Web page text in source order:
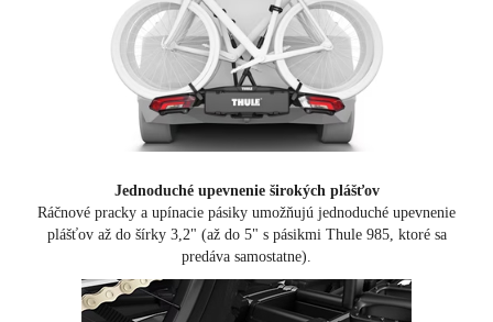
Jednoduché upevnenie širokých plášťov
Ráčnové pracky a upínacie pásiky umožňujú jednoduché upevnenie
plášťov až do šírky 3,2" (až do 5" s pásikmi Thule 985, ktoré sa
predáva samostatne).